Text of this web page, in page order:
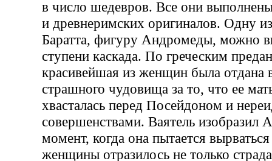
в число шедевров. Все они
и древнеримских оригиналов. Одну
Баратта, фигуру Андромеды, можно
ступени каскада. По греческим
красивейшая из женщин была отдана
страшного чудовища за то, что ее
хвасталась перед Посейдоном и
совершенствами. Ваятель изобразил
момент, когда она пытается
женщины отразилось не только